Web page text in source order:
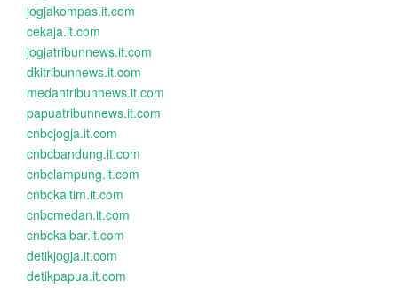
jogjakompas.it.com
cekaja.it.com
jogjatribunnews.it.com
dkitribunnews.it.com
medantribunnews.it.com
papuatribunnews.it.com
cnbcjogja.it.com
cnbcbandung.it.com
cnbclampung.it.com
cnbckaltim.it.com
cnbcmedan.it.com
cnbckalbar.it.com
detikjogja.it.com
detikpapua.it.com